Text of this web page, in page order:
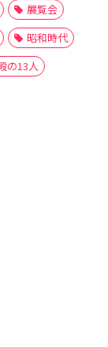
展覧会
昭和時代
の13人